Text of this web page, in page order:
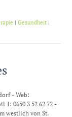
|Gesundheit |
- Web:
0650 3 52 62 72 -
westlich von St.